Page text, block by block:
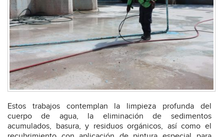
Estos trabajos contemplan la limpieza profunda del
cuerpo de agua, la eliminación de sedimentos
acumulados, basura, y residuos orgánicos, así como el